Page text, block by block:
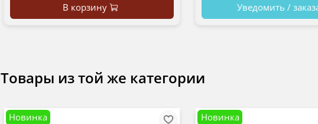
В корзину Уведомить /
Товары из той же категории
Новинка Новинка